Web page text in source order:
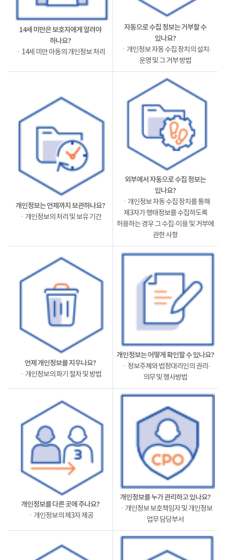
14세 미만은 보호자에게 알려야
하나요?
ㆍ14세 미만 아동의 개인정보 처리
자동으로 수집 정보는 거부할 수
있나요?
ㆍ개인정보 자동 수집 장치의 설치·
운영 및 그 거부 방법
개인정보는 언제까지 보관하나요?
ㆍ개인정보의 처리 및 보유 기간
외부에서 자동으로 수집 정보는
있나요?
ㆍ개인정보 자동 수집 장치를 통해
제3자가 행태정보를 수집하도록
허용하는 경우 그 수집·이용 및 거부에
관한 사항
언제 개인정보를 지우나요?
ㆍ개인정보의 파기 절차 및 방법
개인정보는 어떻게 확인할 수 있나요?
ㆍ정보주체와 법정대리인의 권리·
의무 및 행사방법
개인정보를 다른 곳에 주나요?
ㆍ개인정보의 제3자 제공
개인정보를 누가 관리하고 있나요?
ㆍ개인정보 보호책임자 및 개인정보
업무 담당부서